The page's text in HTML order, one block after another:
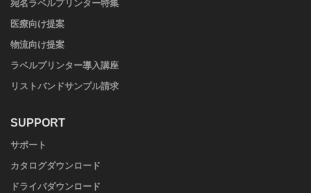
宛名ラベルプリンター特集
医療向け提案
物流向け提案
ラベルプリンター導入講座
リストバンドサンプル請求
SUPPORT
サポート
カタログダウンロード
ドライバダウンロード